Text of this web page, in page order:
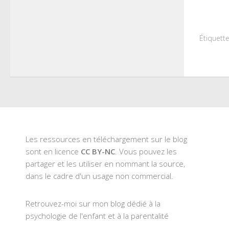
Les ressources en téléchargement sur le blog
sont en licence CC BY-NC . Vous pouvez les
partager et les utiliser en nommant la source,
dans le cadre d'un usage non commercial.
Retrouvez-moi sur mon blog dédié à la
psychologie de l'enfant et à la parentalité